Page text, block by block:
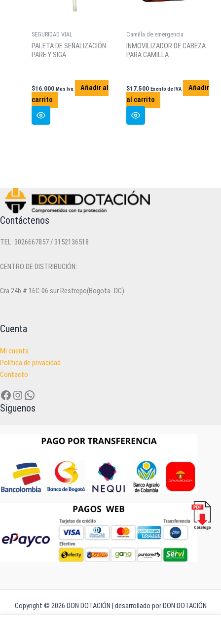
SEGURIDAD VIAL
PALETA DE SEÑALIZACIÓN
PARE Y SIGA
$16.000 Mas Iva
Añadir al
carrito
Camilla de emergencia
INMOVILIZADOR DE CABEZA
PARA CAMILLA
$17.500 Exento de IVA
Añadir
al carrito
Contáctenos
TEL: 3026667857 / 3152136518
CENTRO DE DISTRIBUCIÓN:
Cra 24b # 16C-06 sur Restrepo(Bogota- DC) .
Cuenta
Mi cuenta
Política de privacidad
Contacto
Facebook
Instagram
WhatsApp
Siguenos
Copyright © 2026 DON DOTACIÓN | desarrollado por DON DOTACIÓN